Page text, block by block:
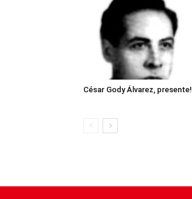
César Gody Álvarez, presente!